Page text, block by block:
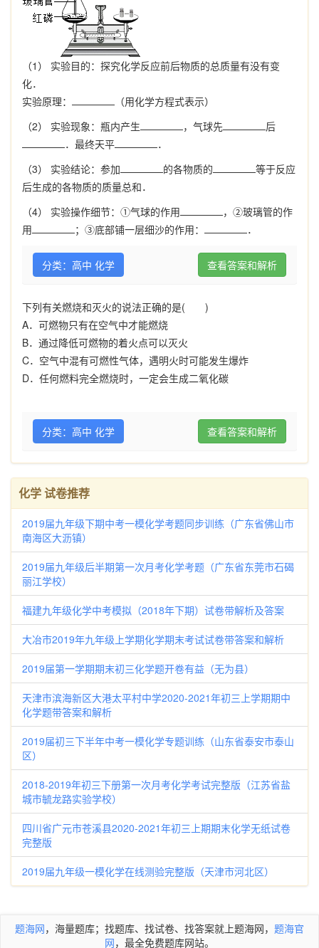
（1） 实验目的：探究化学反应前后物质的总质量有没有变
化．
实验原理：
（用化学方程式表示）
（2） 实验现象：瓶内产生
，气球先
后
．最终天平
．
（3） 实验结论：参加
的各物质的
等于反应
后生成的各物质的质量总和．
（4） 实验操作细节：①气球的作用
，②玻璃管的作
用
；③底部铺一层细沙的作用： ．
分类：高中 化学 查看答案和解析
下列有关燃烧和灭火的说法正确的是(
)
A．可燃物只有在空气中才能燃烧
B．通过降低可燃物的着火点可以灭火
C．空气中混有可燃性气体，遇明火时可能发生爆炸
D．任何燃料完全燃烧时，一定会生成二氧化碳
分类：高中 化学 查看答案和解析
化学 试卷推荐
2019届九年级下期中考一模化学考题同步训练（广东省佛山市
南海区大沥镇）
2019届九年级后半期第一次月考化学考题（广东省东莞市石碣
丽江学校）
福建九年级化学中考模拟（2018年下期）试卷带解析及答案
大冶市2019年九年级上学期化学期末考试试卷带答案和解析
2019届第一学期期末初三化学题开卷有益（无为县）
天津市滨海新区大港太平村中学2020-2021年初三上学期期中
化学题带答案和解析
2019届初三下半年中考一模化学专题训练（山东省泰安市泰山
区）
2018-2019年初三下册第一次月考化学考试完整版（江苏省盐
城市毓龙路实验学校）
四川省广元市苍溪县2020-2021年初三上期期末化学无纸试卷
完整版
2019届九年级一模化学在线测验完整版（天津市河北区）
题海网，海量题库；找题库、找试卷、找答案就上题海网， 题海官
网，最全免费题库网站。